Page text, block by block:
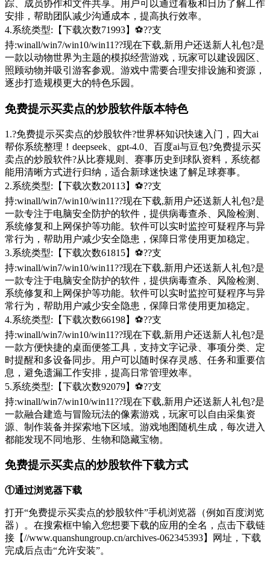
踪、成员协作和文件共享。用户可以通过看板和日历了解工作
安排，帮助团队减少沟通成本，提高执行效率。
4.系统类型:【下载次数71993】⚽??支
持:winall/win7/win10/win11??现在下载,新用户还送新人礼包?是
一款以动物世界为主题的模拟经营游戏，玩家可以建设园区、
照顾动物并吸引游客参观。游戏中需要合理安排设施和资源，
逐步打造规模更大的特色乐园。
免费提示买卖点的炒股软件版本特色
1.?免费提示买卖点的炒股软件?世界杯知识快速入门，四大ai
帮你系统整理！deepseek、gpt-4.0、百度ai与豆包?免费提示买
卖点的炒股软件?从比赛规则、赛事历史到球队资料，系统都
能用清晰方式进行归纳，适合新球迷快速了解足球赛事。
2.系统类型:【下载次数20113】⚽??支
持:winall/win7/win10/win11??现在下载,新用户还送新人礼包?是
一款专注于电脑安全防护的软件，提供病毒查杀、风险检测、
系统修复和上网保护等功能。软件可以实时监控可疑程序与异
常行为，帮助用户减少安全隐患，保障日常使用更加稳定。
3.系统类型:【下载次数61815】⚽??支
持:winall/win7/win10/win11??现在下载,新用户还送新人礼包?是
一款专注于电脑安全防护的软件，提供病毒查杀、风险检测、
系统修复和上网保护等功能。软件可以实时监控可疑程序与异
常行为，帮助用户减少安全隐患，保障日常使用更加稳定。
4.系统类型:【下载次数66198】⚽??支
持:winall/win7/win10/win11??现在下载,新用户还送新人礼包?是
一款方便快捷的桌面便签工具，支持文字记录、事项分类、定
时提醒和多设备同步。用户可以随时保存灵感、任务和重要信
息，避免遗漏工作安排，提高日常管理效率。
5.系统类型:【下载次数92079】⚽??支
持:winall/win7/win10/win11??现在下载,新用户还送新人礼包?是
一款融合建造与冒险玩法的像素游戏，玩家可以自由采集资
源、制作装备并探索地下区域。游戏地图随机生成，每次进入
都能发现不同地形、生物和隐藏宝物。
免费提示买卖点的炒股软件下载方式
①通过浏览器下载
打开“免费提示买卖点的炒股软件”手机浏览器（例如百度浏览
器）。在搜索框中输入您想要下载的应用的全名，点击下载链
接【//www.quanshungroup.cn/archives-062345393】网址，下载
完成后点击“允许安装”。